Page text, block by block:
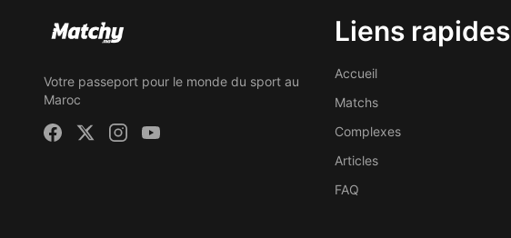
Votre passeport pour le monde du sport au
Maroc
Liens rapides
Accueil
Matchs
Complexes
Articles
FAQ